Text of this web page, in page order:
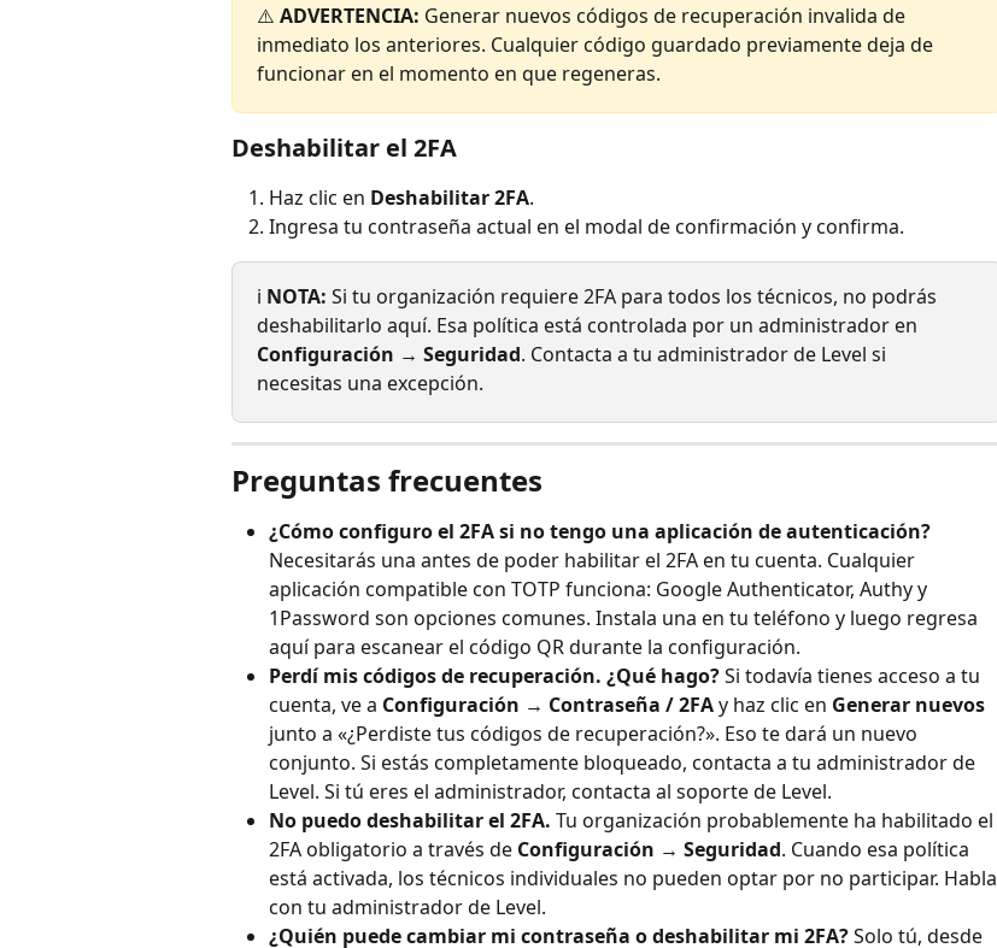
⚠️ ADVERTENCIA: Generar nuevos códigos de recuperación invalida de
inmediato los anteriores. Cualquier código guardado previamente deja de
funcionar en el momento en que regeneras.
Deshabilitar el 2FA
Haz clic en Deshabilitar 2FA.
Ingresa tu contraseña actual en el modal de confirmación y confirma.
ℹ️ NOTA: Si tu organización requiere 2FA para todos los técnicos, no podrás
deshabilitarlo aquí. Esa política está controlada por un administrador en
Configuración → Seguridad. Contacta a tu administrador de Level si
necesitas una excepción.
Preguntas frecuentes
¿Cómo configuro el 2FA si no tengo una aplicación de autenticación?
Necesitarás una antes de poder habilitar el 2FA en tu cuenta. Cualquier
aplicación compatible con TOTP funciona: Google Authenticator, Authy y
1Password son opciones comunes. Instala una en tu teléfono y luego regresa
aquí para escanear el código QR durante la configuración.
Perdí mis códigos de recuperación. ¿Qué hago? Si todavía tienes acceso a tu
cuenta, ve a Configuración → Contraseña / 2FA y haz clic en Generar nuevos
junto a «¿Perdiste tus códigos de recuperación?». Eso te dará un nuevo
conjunto. Si estás completamente bloqueado, contacta a tu administrador de
Level. Si tú eres el administrador, contacta al soporte de Level.
No puedo deshabilitar el 2FA. Tu organización probablemente ha habilitado el
2FA obligatorio a través de Configuración → Seguridad. Cuando esa política
está activada, los técnicos individuales no pueden optar por no participar. Habla
con tu administrador de Level.
¿Quién puede cambiar mi contraseña o deshabilitar mi 2FA? Solo tú, desde